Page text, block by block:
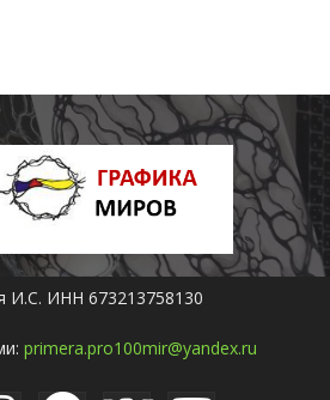
И.С. ИНН 673213758130
primera.pro100mir@yandex.ru